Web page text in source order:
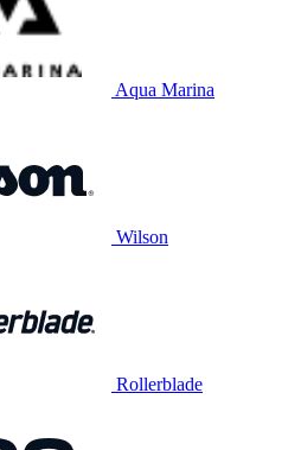
Aqua Marina
Wilson
Rollerblade